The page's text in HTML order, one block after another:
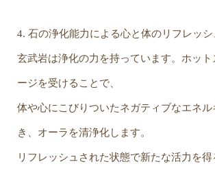
4. 石の浄化能力による心と体のリフレッシ
玄武岩は浄化の力を持っています。ホッ
ージを受けることで、
体や心にこびりついたネガティブなエネ
き、オーラを清浄化します。
リフレッシュされた状態で新たな活力を